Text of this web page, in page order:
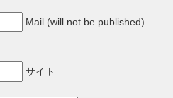
Mail (will not be published)
サイト